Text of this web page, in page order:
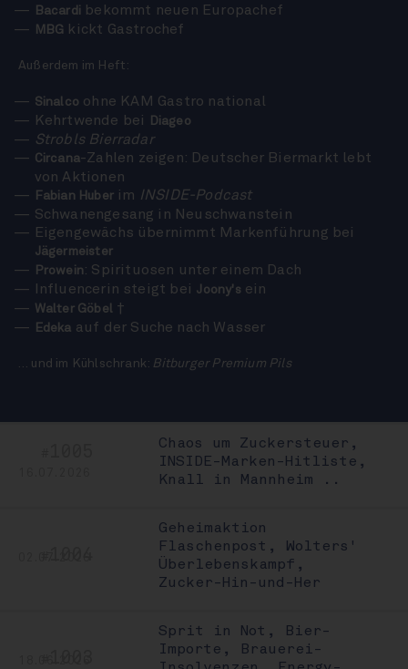
Bacardi bekommt neuen Europachef
MBG kickt Gastrochef
Außerdem im Heft:
Sinalco ohne KAM Gastro national
Kehrtwende bei
Diageo
Strobls Bierradar
Circana-Zahlen zeigen: Deutscher Biermarkt lebt
von Aktionen
Fabian Huberim INSIDE-Podcast
Schwanengesang in Neuschwanstein
Eigengewächs übernimmt Markenführung bei
Jägermeister
Prowein : Spirituosen unter einem Dach
Influencerin steigt bei Joony's ein
Walter Göbel †
Edeka auf der Suche nach Wasser
… und im Kühlschrank: Bitburger Premium Pils
Chaos um Zuckersteuer,
INSIDE-Marken-Hitliste,
Knall in Mannheim ..
Geheimaktion
Flaschenpost, Wolters'
Überlebenskampf,
Zucker-Hin-und-Her
Sprit in Not, Bier-
Importe, Brauerei-